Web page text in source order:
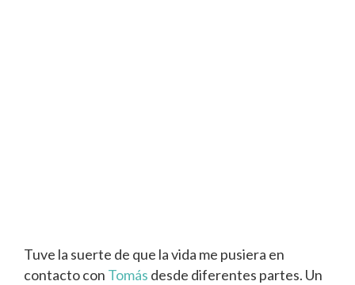
Tuve la suerte de que la vida me pusiera en
contacto con Tomás desde diferentes partes. Un